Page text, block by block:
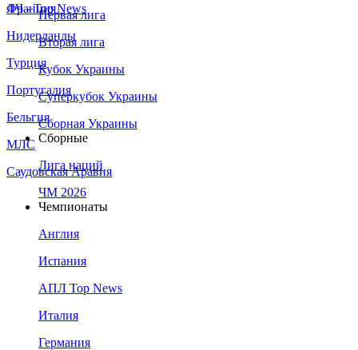
Франция
Нидерланды
Турция
Португалия
Бельгия
МЛС
Саудовская Аравия
ЛЧ - Top News
Первая лига
Вторая лига
Кубок Украины
Суперкубок Украины
Сборная Украины
Сборные
Лига наций
ЧМ 2026
Чемпионаты
Англия
Испания
АПЛ Top News
Италия
Германия